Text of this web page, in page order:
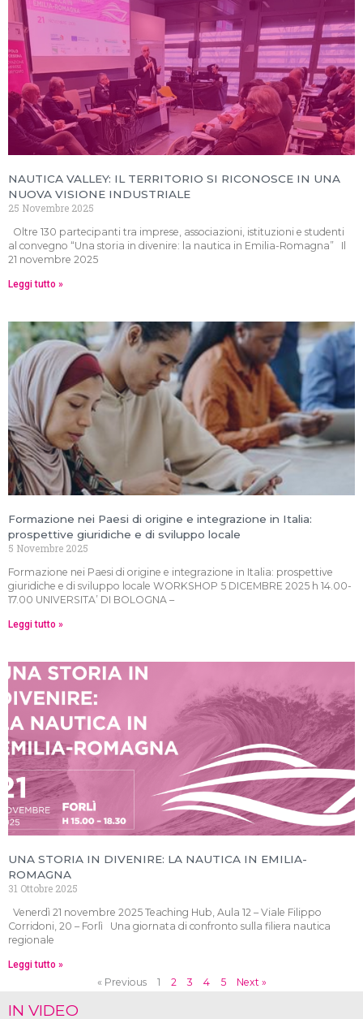
NAUTICA VALLEY: IL TERRITORIO SI RICONOSCE IN UNA
NUOVA VISIONE INDUSTRIALE
25 Novembre 2025
Oltre 130 partecipanti tra imprese, associazioni, istituzioni e studenti
al convegno “Una storia in divenire: la nautica in Emilia-Romagna” Il
21 novembre 2025
Leggi tutto »
Formazione nei Paesi di origine e integrazione in Italia:
prospettive giuridiche e di sviluppo locale
5 Novembre 2025
Formazione nei Paesi di origine e integrazione in Italia: prospettive
giuridiche e di sviluppo locale WORKSHOP 5 DICEMBRE 2025 h 14.00-
17.00 UNIVERSITA’ DI BOLOGNA –
Leggi tutto »
UNA STORIA IN DIVENIRE: LA NAUTICA IN EMILIA-
ROMAGNA
31 Ottobre 2025
Venerdì 21 novembre 2025 Teaching Hub, Aula 12 – Viale Filippo
Corridoni, 20 – Forlì Una giornata di confronto sulla filiera nautica
regionale
Leggi tutto »
« Previous 1 2 3 4 5 Next »
IN VIDEO